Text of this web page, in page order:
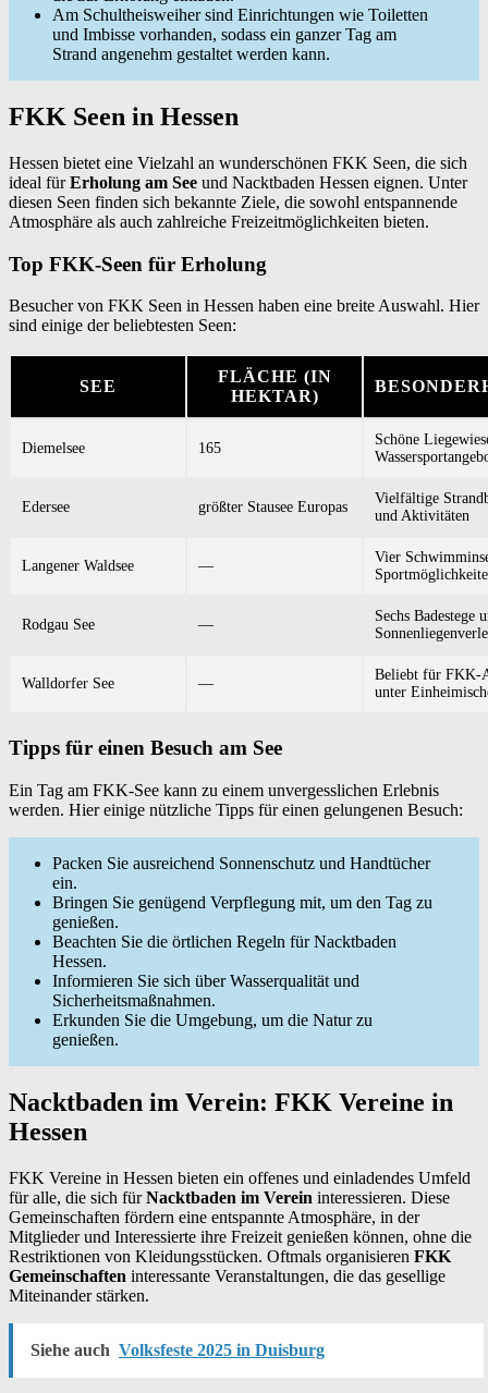
Am Schultheisweiher sind Einrichtungen wie Toiletten
und Imbisse vorhanden, sodass ein ganzer Tag am
Strand angenehm gestaltet werden kann.
FKK Seen in Hessen
Hessen bietet eine Vielzahl an wunderschönen FKK Seen, die sich
ideal fürErholung am See und Nacktbaden Hessen eignen. Unter
diesen Seen finden sich bekannte Ziele, die sowohl entspannende
Atmosphäre als auch zahlreiche Freizeitmöglichkeiten bieten.
Top FKK-Seen für Erholung
Besucher von FKK Seen in Hessen haben eine breite Auswahl. Hier
sind einige der beliebtesten Seen:
SEE
FLÄCHE (IN
HEKTAR)
Diemelsee 165
Schöne
Edersee größter Stausee Europas
Vielfältige
und Aktivitäten
Langener Waldsee —
Vier
Rodgau See —
Sechs Badestege
Walldorfer See —
Beliebt für FKK-
unter
Tipps für einen Besuch am See
Ein Tag am FKK-See kann zu einem unvergesslichen Erlebnis
werden. Hier einige nützliche Tipps für einen gelungenen Besuch:
Packen Sie ausreichend Sonnenschutz und Handtücher
ein.
Bringen Sie genügend Verpflegung mit, um den Tag zu
genießen.
Beachten Sie die örtlichen Regeln für Nacktbaden
Hessen.
Informieren Sie sich über Wasserqualität und
Sicherheitsmaßnahmen.
Erkunden Sie die Umgebung, um die Natur zu
genießen.
Nacktbaden im Verein: FKK Vereine in
Hessen
FKK Vereine in Hessen bieten ein offenes und einladendes Umfeld
für alle, die sich fürNacktbaden im Verein interessieren. Diese
Gemeinschaften fördern eine entspannte Atmosphäre, in der
Mitglieder und Interessierte ihre Freizeit genießen können, ohne die
Restriktionen von Kleidungsstücken. Oftmals organisieren FKK
Gemeinschaften interessante Veranstaltungen, die das gesellige
Miteinander stärken.
Siehe auch Volksfeste 2025 in Duisburg